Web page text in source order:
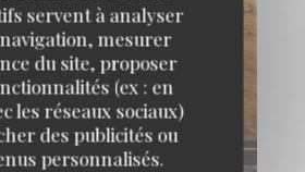
servent à analyser
mesurer
du site, proposer
(ex : en
les réseaux sociaux)
des publicités ou
personnalisés.